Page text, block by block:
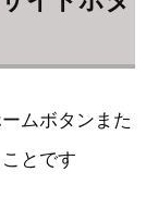
ムボタンまた
とです